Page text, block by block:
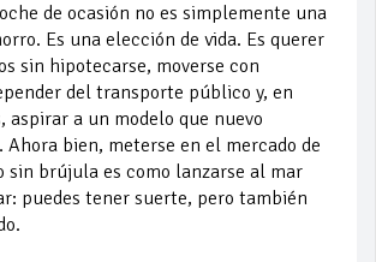
de ocasión no es simplemente una
Es una elección de vida. Es querer
sin hipotecarse, moverse con
del transporte público y, en
aspirar a un modelo que nuevo
Ahora bien, meterse en el mercado de
sin brújula es como lanzarse al mar
puedes tener suerte, pero también